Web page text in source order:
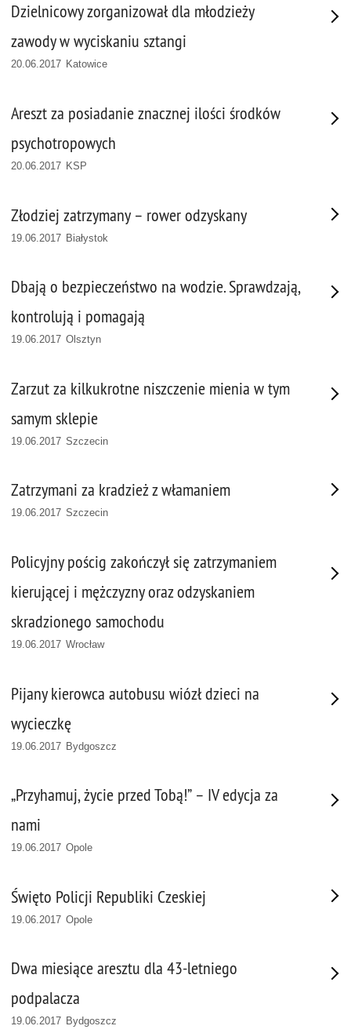
Dzielnicowy zorganizował dla młodzieży
zawody w wyciskaniu sztangi
20.06.2017 Katowice
Areszt za posiadanie znacznej ilości środków
psychotropowych
20.06.2017 KSP
Złodziej zatrzymany – rower odzyskany
19.06.2017 Białystok
Dbają o bezpieczeństwo na wodzie. Sprawdzają,
kontrolują i pomagają
19.06.2017 Olsztyn
Zarzut za kilkukrotne niszczenie mienia w tym
samym sklepie
19.06.2017 Szczecin
Zatrzymani za kradzież z włamaniem
19.06.2017 Szczecin
Policyjny pościg zakończył się zatrzymaniem
kierującej i mężczyzny oraz odzyskaniem
skradzionego samochodu
19.06.2017 Wrocław
Pijany kierowca autobusu wiózł dzieci na
wycieczkę
19.06.2017 Bydgoszcz
„Przyhamuj, życie przed Tobą!” – IV edycja za
nami
19.06.2017 Opole
Święto Policji Republiki Czeskiej
19.06.2017 Opole
Dwa miesiące aresztu dla 43-letniego
podpalacza
19.06.2017 Bydgoszcz